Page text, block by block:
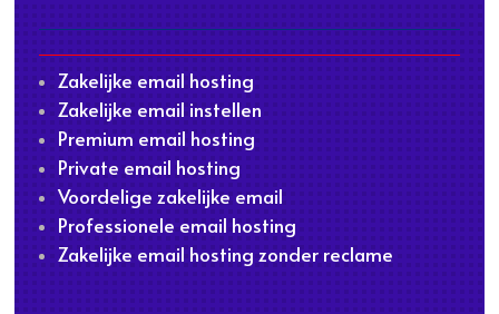
Zakelijke email hosting
Zakelijke email instellen
Premium email hosting
Private email hosting
Voordelige zakelijke email
Professionele email hosting
Zakelijke email hosting zonder reclame